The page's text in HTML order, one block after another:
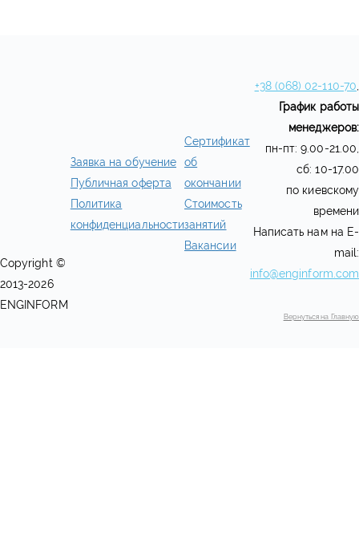
Copyright ©
2013-2026
ENGINFORM
Заявка на обучение
Публичная оферта
Политика
конфиденциальности
Сертификат
об
окончании
Стоимость
занятий
Вакансии
+38 (068) 02-110-70
График работы
менеджеров:
пн-пт: 9.00-21.00,
сб: 10-17.00
по киевскому
времени
Написать нам на E-
mail:
info@enginform.com
Вернуться на Главную